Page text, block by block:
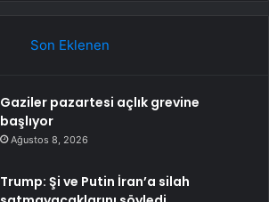
Son Eklenen
Gaziler pazartesi açlık grevine
başlıyor
Ağustos 8, 2026
Trump: Şi ve Putin İran’a silah